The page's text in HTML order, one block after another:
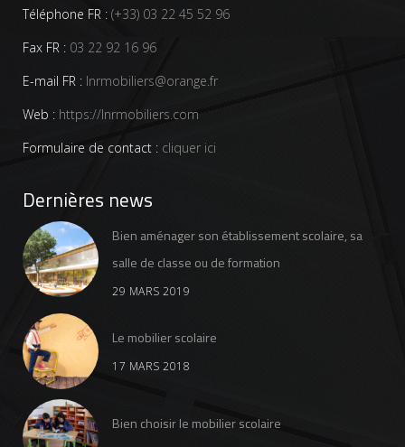
Téléphone FR : (+33) 03 22 45 52 96
Fax FR : 03 22 92 16 96
E-mail FR : lnrmobiliers@orange.fr
Web : https://lnrmobiliers.com
Formulaire de contact : cliquer ici
Dernières news
Bien aménager son établissement scolaire, sa
salle de classe ou de formation
29 MARS 2019
Le mobilier scolaire
17 MARS 2018
Bien choisir le mobilier scolaire